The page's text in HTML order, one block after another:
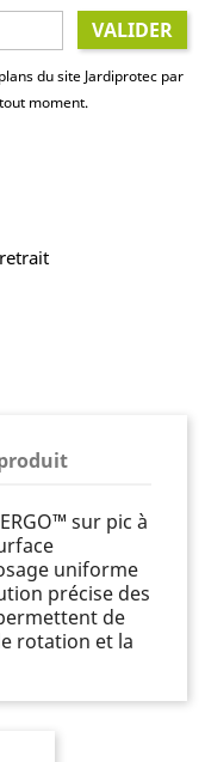
VALIDER
du site Jardiprotec par
moment.
sur pic à
uniforme
précise des
de
rotation et la